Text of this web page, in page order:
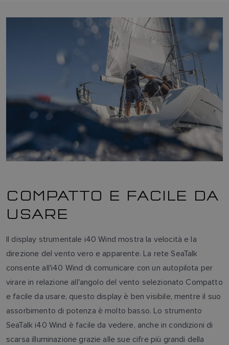
COMPATTO E FACILE DA
USARE
Il display strumentale i40 Wind mostra la velocità e la
direzione del vento vero e apparente. La rete SeaTalk
consente all'i40 Wind di comunicare con un autopilota per
virare in relazione all'angolo del vento selezionato Compatto
e facile da usare, questo display è ben visibile, mentre il suo
assorbimento di potenza è molto basso. Lo strumento
SeaTalk i40 Wind è facile da vedere, anche in condizioni di
scarsa illuminazione grazie alle sue cifre più grandi della